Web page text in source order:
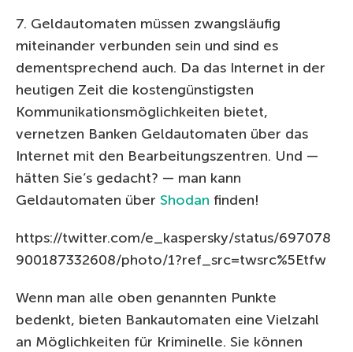
7. Geldautomaten müssen zwangsläufig
miteinander verbunden sein und sind es
dementsprechend auch. Da das Internet in der
heutigen Zeit die kostengünstigsten
Kommunikationsmöglichkeiten bietet,
vernetzen Banken Geldautomaten über das
Internet mit den Bearbeitungszentren. Und —
hätten Sie’s gedacht? — man kann
Geldautomaten über Shodan finden!
https://twitter.com/e_kaspersky/status/697078
900187332608/photo/1?ref_src=twsrc%5Etfw
Wenn man alle oben genannten Punkte
bedenkt, bieten Bankautomaten eine Vielzahl
an Möglichkeiten für Kriminelle. Sie können